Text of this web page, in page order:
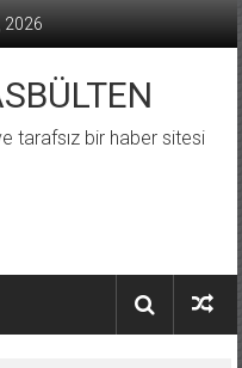
2026
tarafsız bir haber sitesi